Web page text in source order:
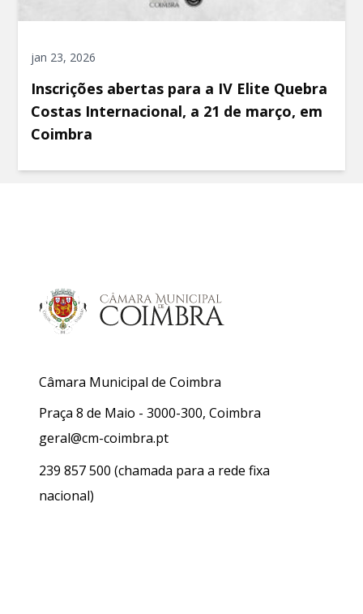
jan 23, 2026
Inscrições abertas para a IV Elite Quebra
Costas Internacional, a 21 de março, em
Coimbra
Câmara Municipal de Coimbra
Praça 8 de Maio - 3000-300, Coimbra
geral@cm-coimbra.pt
239 857 500 (chamada para a rede fixa
nacional)